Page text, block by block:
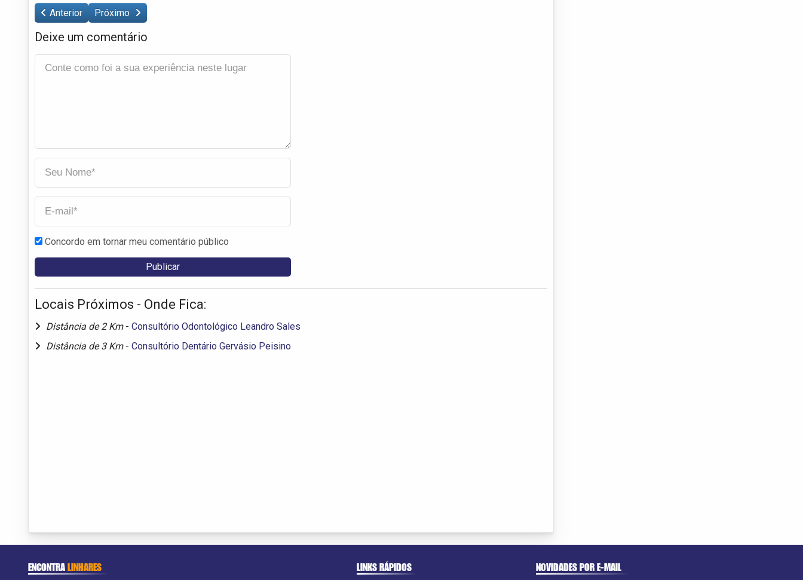
Anterior Próximo
Deixe um comentário
Concordo em tornar meu comentário público
Locais Próximos - Onde Fica:
Distância de 2 Km - Consultório Odontológico Leandro Sales
Distância de 3 Km - Consultório Dentário Gervásio Peisino
ENCONTRALINHARES LINKS RÁPIDOS NOVIDADES POR E-MAIL